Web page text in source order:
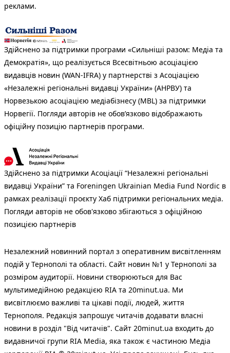
реклами.
Здійснено за підтримки програми «Сильніші разом: Медіа та
Демократія», що реалізується Всесвітньою асоціацією
видавців новин (WAN-IFRA) у партнерстві з Асоціацією
«Незалежні регіональні видавці України» (АНРВУ) та
Норвезькою асоціацією медіабізнесу (MBL) за підтримки
Норвегії. Погляди авторів не обов’язково відображають
офіційну позицію партнерів програми.
Здійснено за підтримки Асоціації “Незалежні регіональні
видавці України” та Foreningen Ukrainian Media Fund Nordic в
рамках реалізації проєкту Хаб підтримки регіональних медіа.
Погляди авторів не обов'язково збігаються з офіційною
позицією партнерів
Незалежний новинний портал з оперативним висвітленням
подій у Тернополі та області. Сайт новин №1 у Тернополі за
розміром аудиторії. Новини створюються для Вас
мультимедійною редакцією RIA та 20minut.ua. Ми
висвітлюємо важливі та цікаві події, людей, життя
Тернополя. Редакція запрошує читачів додавати власні
новини в розділ "Від читачів". Сайт 20minut.ua входить до
видавничої групи RIA Media, яка також є частиною Медіа